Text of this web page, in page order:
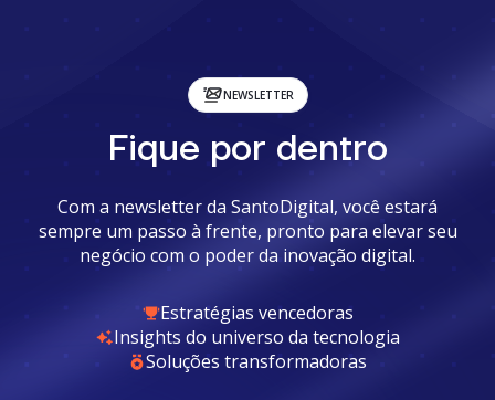
NEWSLETTER
Fique por dentro
Com a newsletter da SantoDigital, você estará
sempre um passo à frente, pronto para elevar seu
negócio com o poder da inovação digital.
Estratégias vencedoras
Insights do universo da tecnologia
Soluções transformadoras